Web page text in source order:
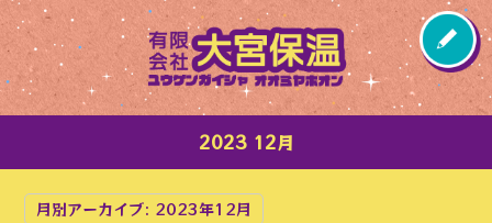
2023 12月
月別アーカイブ: 2023年12月